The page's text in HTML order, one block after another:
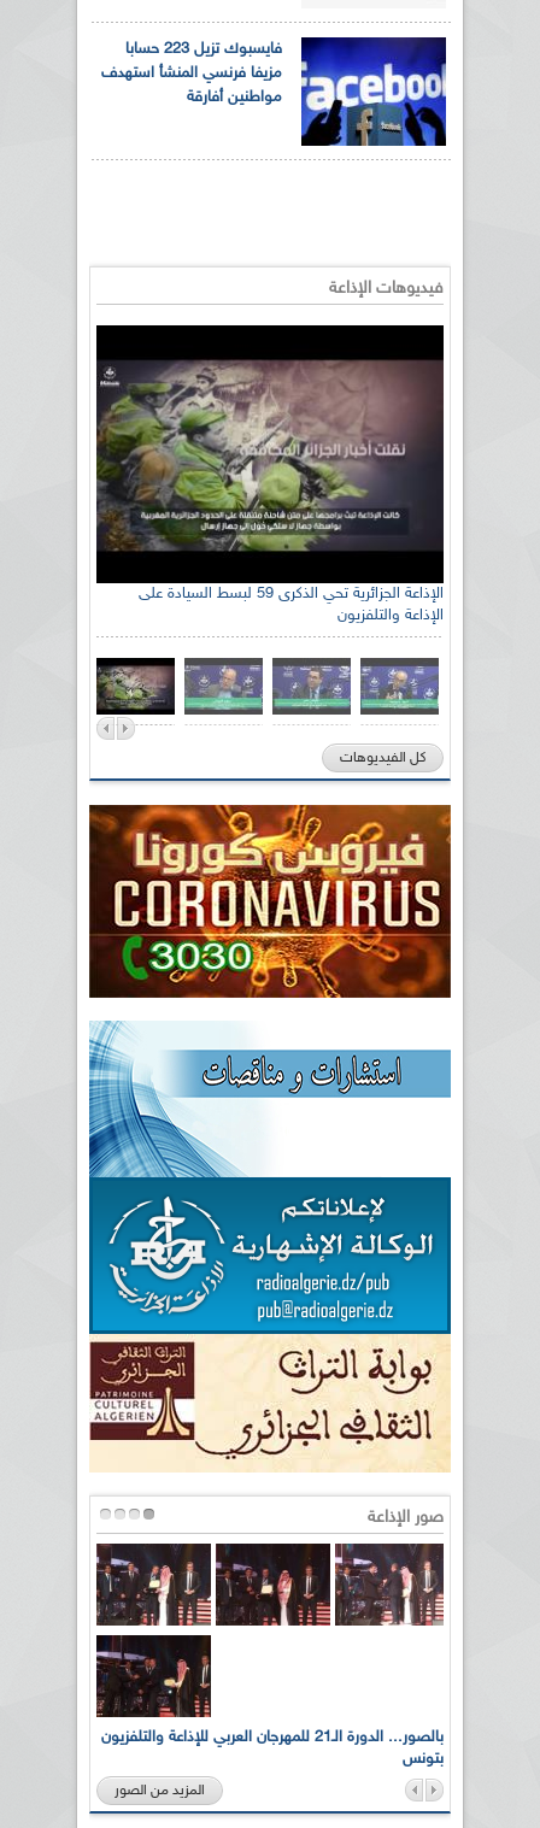
فايسبوك تزيل 223 حسابا
مزيفا فرنسي المنشأ استهدف
مواطنين أفارقة
فيديوهات الإذاعة
الإذاعة الجزائرية تحي الذكرى 59 لبسط السيادة على
الإذاعة والتلفزيون
كل الفيديوهات
صور الإذاعة
بالصور... الدورة الـ21 للمهرجان العربي للإذاعة والتلفزيون
بتونس
المزيد من الصور